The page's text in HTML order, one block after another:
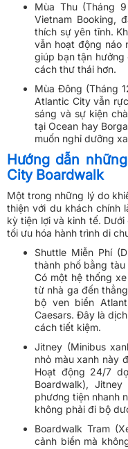
Mùa Thu (Tháng
Vietnam Booking,
thích sự yên tĩnh.
vẫn hoạt động náo
giúp bạn tận hưởng
cách thư thái hơn.
Mùa Đông (Tháng
Atlantic City vẫn
sáng và sự kiện
tại Ocean hay
muốn nghỉ dưỡng
Hướng dẫn
City Boardwalk
Một trong những lý do
thiện với du khách chính
kỳ tiện lợi và kinh tế.
tối ưu hóa hành trình di
Shuttle Miễn Phí
thành phố bằng
Có một hệ thống
từ nhà ga đến
bộ ven biển
Caesars. Đây là
cách tiết kiệm.
Jitney (Minibus
nhỏ màu xanh này
Hoạt động 24/7
Boardwalk),
phương tiện nhanh
không phải đi bộ
Boardwalk Tram
cảnh biển mà